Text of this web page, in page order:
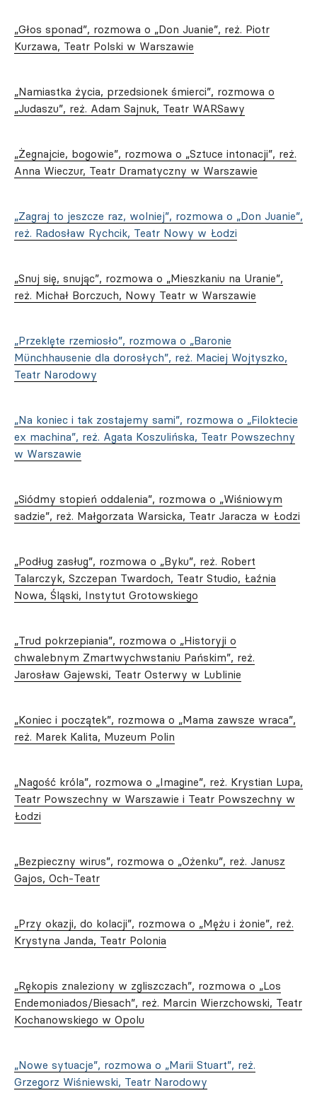
„Głos sponad”, rozmowa o „Don Juanie”, reż. Piotr
Kurzawa, Teatr Polski w Warszawie
„Namiastka życia, przedsionek śmierci”, rozmowa o
„Judaszu”, reż. Adam Sajnuk, Teatr WARSawy
„Żegnajcie, bogowie”, rozmowa o „Sztuce intonacji”, reż.
Anna Wieczur, Teatr Dramatyczny w Warszawie
„Zagraj to jeszcze raz, wolniej”, rozmowa o „Don Juanie”,
reż. Radosław Rychcik, Teatr Nowy w Łodzi
„Snuj się, snując”, rozmowa o „Mieszkaniu na Uranie”,
reż. Michał Borczuch, Nowy Teatr w Warszawie
„Przeklęte rzemiosło”, rozmowa o „Baronie
Münchhausenie dla dorosłych”, reż. Maciej Wojtyszko,
Teatr Narodowy
„Na koniec i tak zostajemy sami”, rozmowa o „Filoktecie
ex machina”, reż. Agata Koszulińska, Teatr Powszechny
w Warszawie
„Siódmy stopień oddalenia”, rozmowa o „Wiśniowym
sadzie”, reż. Małgorzata Warsicka, Teatr Jaracza w Łodzi
„Podług zasług”, rozmowa o „Byku”, reż. Robert
Talarczyk, Szczepan Twardoch, Teatr Studio, Łaźnia
Nowa, Śląski, Instytut Grotowskiego
„Trud pokrzepiania”, rozmowa o „Historyji o
chwalebnym Zmartwychwstaniu Pańskim”, reż.
Jarosław Gajewski, Teatr Osterwy w Lublinie
„Koniec i początek”, rozmowa o „Mama zawsze wraca”,
reż. Marek Kalita, Muzeum Polin
„Nagość króla”, rozmowa o „Imagine”, reż. Krystian Lupa,
Teatr Powszechny w Warszawie i Teatr Powszechny w
Łodzi
„Bezpieczny wirus”, rozmowa o „Ożenku”, reż. Janusz
Gajos, Och-Teatr
„Przy okazji, do kolacji”, rozmowa o „Mężu i żonie”, reż.
Krystyna Janda, Teatr Polonia
„Rękopis znaleziony w zgliszczach”, rozmowa o „Los
Endemoniados/Biesach”, reż. Marcin Wierzchowski, Teatr
Kochanowskiego w Opolu
„Nowe sytuacje”, rozmowa o „Marii Stuart”, reż.
Grzegorz Wiśniewski, Teatr Narodowy